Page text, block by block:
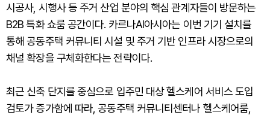
시공사, 시행사 등 주거 산업 분야의 핵심 관계자들이 방문하는
B2B 특화 쇼룸 공간이다. 카르나AI아시아는 이번 기기 설치를
통해 공동주택 커뮤니티 시설 및 주거 기반 인프라 시장으로의
채널 확장을 구체화한다는 전략이다.
최근 신축 단지를 중심으로 입주민 대상 헬스케어 서비스 도입
검토가 증가함에 따라, 공동주택 커뮤니티센터나 헬스케어룸,